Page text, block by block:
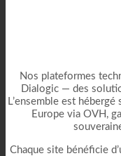
Nos plateformes
Dialogic — des
L’ensemble est
Europe via OVH,
Chaque site bénéficie